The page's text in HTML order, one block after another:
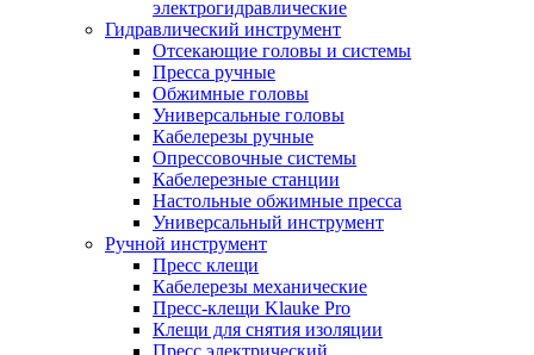
электрогидравлические
Гидравлический инструмент
Отсекающие головы и системы
Пресса ручные
Обжимные головы
Универсальные головы
Кабелерезы ручные
Опрессовочные системы
Кабелерезные станции
Настольные обжимные пресса
Универсальный инструмент
Ручной инструмент
Пресс клещи
Кабелерезы механические
Пресс-клещи Klauke Pro
Клещи для снятия изоляции
Пресс электрический